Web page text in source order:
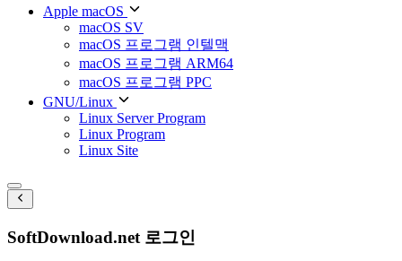
Apple macOS
macOS SV
macOS 프로그램 인텔맥
macOS 프로그램 ARM64
macOS 프로그램 PPC
GNU/Linux
Linux Server Program
Linux Program
Linux Site
SoftDownload.net 로그인